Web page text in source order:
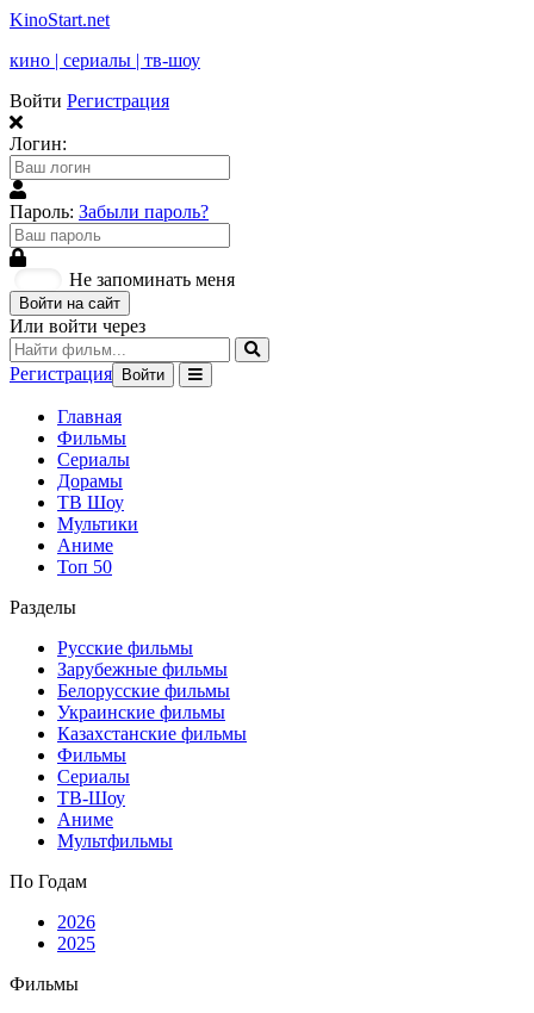
KinoStart.net
кино | сериалы | тв-шоу
Войти Регистрация
Логин:
Пароль: Забыли пароль?
Не запоминать меня
Войти на сайт
Или войти через
Регистрация Войти
Главная
Фильмы
Сериалы
Дорамы
ТВ Шоу
Мультики
Аниме
Топ 50
Разделы
Русские фильмы
Зарубежные фильмы
Белорусские фильмы
Украинские фильмы
Казахстанские фильмы
Фильмы
Сериалы
ТВ-Шоу
Аниме
Мультфильмы
По Годам
2026
2025
Фильмы